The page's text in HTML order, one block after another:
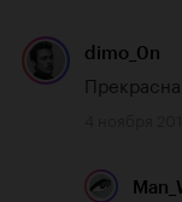
dimo_0n